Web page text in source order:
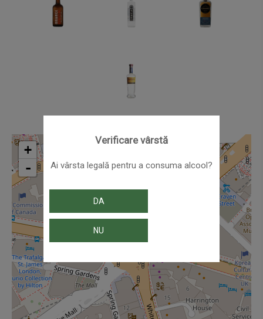
Verificare vârstă
Ai vârsta legală pentru a consuma alcool?
DA
NU
+
-